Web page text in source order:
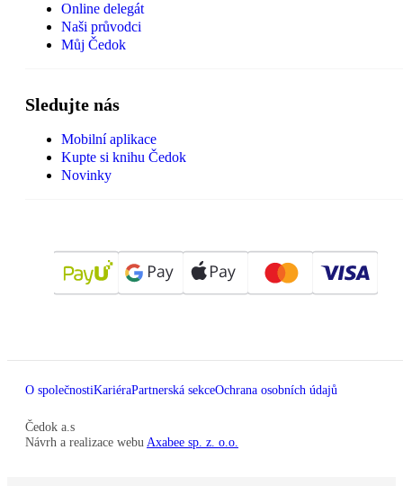
Online delegát
Naši průvodci
Můj Čedok
Sledujte nás
Mobilní aplikace
Kupte si knihu Čedok
Novinky
O společnostiKariéraPartnerská sekceOchrana osobních údajů
Čedok a.s
Návrh a realizace webu Axabee sp. z. o.o.